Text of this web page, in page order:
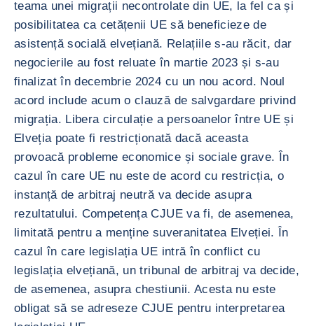
teama unei migrații necontrolate din UE, la fel ca și
posibilitatea ca cetățenii UE să beneficieze de
asistență socială elvețiană. Relațiile s-au răcit, dar
negocierile au fost reluate în martie 2023 și s-au
finalizat în decembrie 2024 cu un nou acord. Noul
acord include acum o clauză de salvgardare privind
migrația. Libera circulație a persoanelor între UE și
Elveția poate fi restricționată dacă aceasta
provoacă probleme economice și sociale grave. În
cazul în care UE nu este de acord cu restricția, o
instanță de arbitraj neutră va decide asupra
rezultatului. Competența CJUE va fi, de asemenea,
limitată pentru a menține suveranitatea Elveției. În
cazul în care legislația UE intră în conflict cu
legislația elvețiană, un tribunal de arbitraj va decide,
de asemenea, asupra chestiunii. Acesta nu este
obligat să se adreseze CJUE pentru interpretarea